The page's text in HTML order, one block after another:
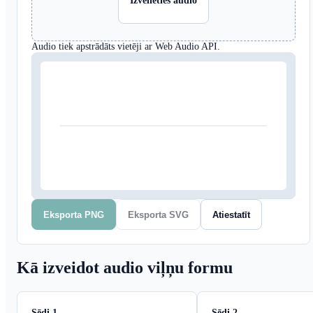
Audio tiek apstrādāts vietēji ar Web Audio API.
Eksporta PNG Eksporta SVG Atiestatīt
Kā izveidot audio viļņu formu